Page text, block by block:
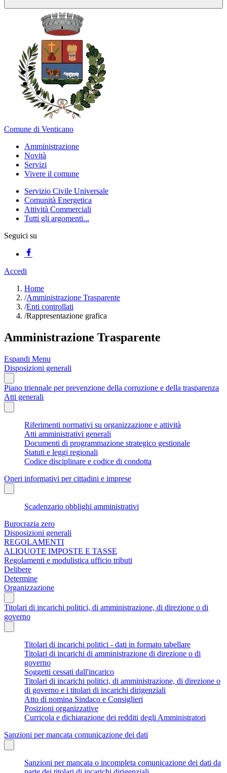
Comune di Venticano
Amministrazione
Novità
Servizi
Vivere il comune
Servizio Civile Universale
Comunità Energetica
Attività Commerciali
Tutti gli argomenti...
Seguici su
Accedi
Home
/Amministrazione Trasparente
/Enti controllati
/Rappresentazione grafica
Amministrazione Trasparente
Espandi Menu
Disposizioni generali
Piano triennale per prevenzione della corruzione e della trasparenza
Atti generali
Riferimenti normativi su organizzazione e attività
Atti amministrativi generali
Documenti di programmazione strategico gestionale
Statuti e leggi regionali
Codice disciplinare e codice di condotta
Oneri informativi per cittadini e imprese
Scadenzario obblighi amministrativi
Burocrazia zero
Disposizioni generali
REGOLAMENTI
ALIQUOTE IMPOSTE E TASSE
Regolamenti e modulistica ufficio tributi
Delibere
Determine
Organizzazione
Titolari di incarichi politici, di amministrazione, di direzione o di
governo
Titolari di incarichi politici - dati in formato tabellare
Titolari di incarichi di amministrazione di direzione o di
governo
Soggetti cessati dall'incarico
Titolari di incarichi politici, di amministrazione, di direzione o
di governo e i titolari di incarichi dirigenziali
Atto di nomina Sindaco e Consiglieri
Posizioni organizzative
Curricola e dichiarazione dei redditi degli Amministratori
Sanzioni per mancata comunicazione dei dati
Sanzioni per mancata o incompleta comunicazione dei dati da